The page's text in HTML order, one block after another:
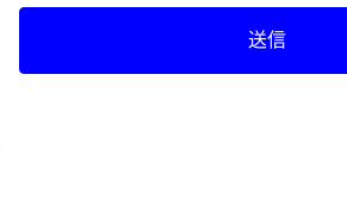
送信